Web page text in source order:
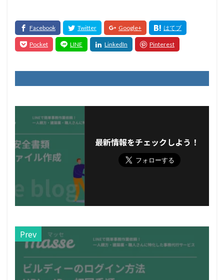
最新情報をチェックしよう！
Prev